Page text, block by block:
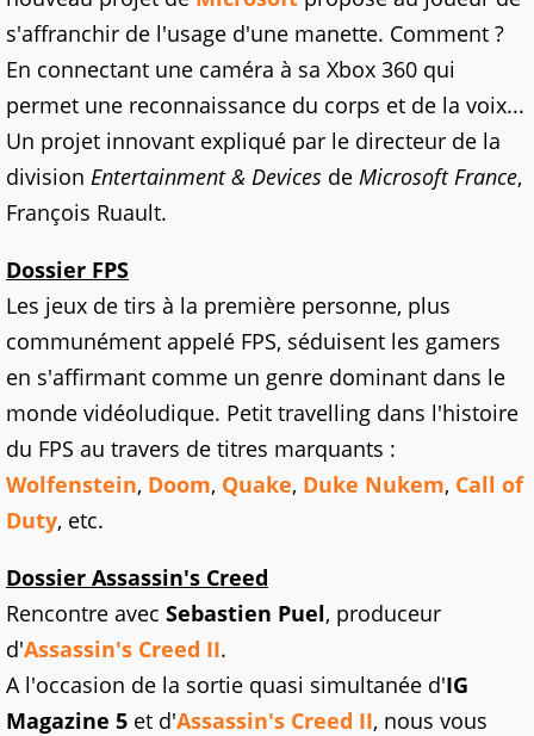
s'affranchir de l'usage d'une manette. Comment ?
En connectant une caméra à sa Xbox 360 qui
permet une reconnaissance du corps et de la voix...
Un projet innovant expliqué par le directeur de la
division Entertainment & Devices de Microsoft France,
François Ruault.
Dossier FPS
Les jeux de tirs à la première personne, plus
communément appelé FPS, séduisent les gamers
en s'affirmant comme un genre dominant dans le
monde vidéoludique. Petit travelling dans l'histoire
du FPS au travers de titres marquants :
Wolfenstein, Doom, Quake, Duke Nukem, Call of
Duty, etc.
Dossier Assassin's Creed
Rencontre avec Sebastien Puel, produceur
d'Assassin's Creed II.
A l'occasion de la sortie quasi simultanée d'IG
Magazine 5 et d'Assassin's Creed II, nous vous